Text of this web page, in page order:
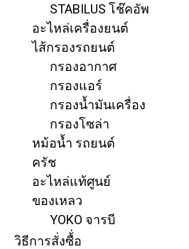
STABILUS โช๊คอัพ
อะไหล่เครื่องยนต์
ไส้กรองรถยนต์
กรองอากาศ
กรองแอร์
กรองน้ำมันเครื่อง
กรองโซล่า
หม้อน้ำ รถยนต์
ครัช
อะไหล่แท้ศูนย์
ของเหลว
YOKO จารบี
วิธีการสั่งซื้่อ